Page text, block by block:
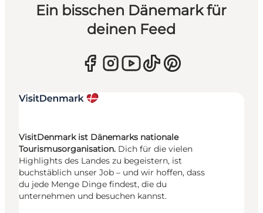
Ein bisschen Dänemark für
deinen Feed
VisitDenmark ist Dänemarks nationale
Tourismusorganisation. Dich für die vielen
Highlights des Landes zu begeistern, ist
buchstäblich unser Job – und wir hoffen, dass
du jede Menge Dinge findest, die du
unternehmen und besuchen kannst.